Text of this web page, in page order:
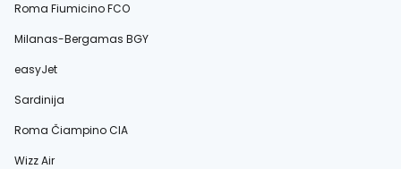
Roma Fiumicino FCO
Milanas-Bergamas BGY
easyJet
Sardinija
Roma Čiampino CIA
Wizz Air